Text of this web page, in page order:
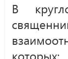
В
которых: